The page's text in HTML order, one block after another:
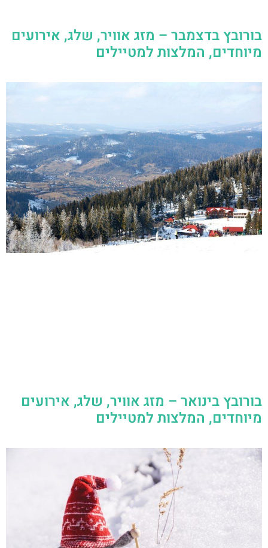
בורובץ בדצמבר – מזג אוויר, שלג, אירועים
מיוחדים, המלצות למטיילים
בורובץ בינואר – מזג אוויר, שלג, אירועים
מיוחדים, המלצות למטיילים